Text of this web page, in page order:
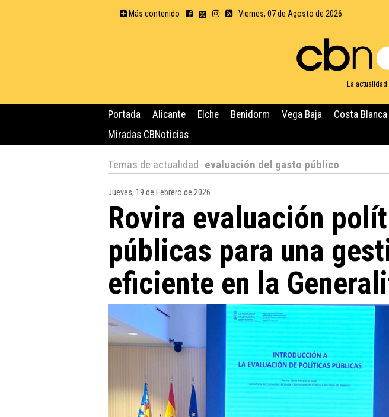
Más contenido Viernes, 07 de Agosto de 2026
La
Portada Alicante Elche Benidorm Vega Baja Costa Blanca
Miradas CBNoticias
Temas de actualidad evaluación del gasto público
Jueves, 19 de Febrero de 2026
Rovira evaluación
públicas para una
eficiente en la